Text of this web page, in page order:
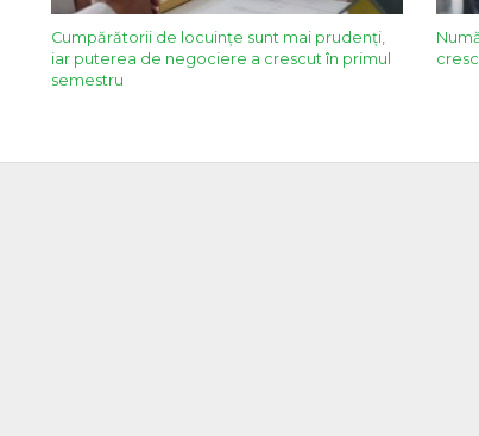
Cumpărătorii de locuințe sunt mai prudenți,
iar puterea de negociere a crescut în primul
semestru